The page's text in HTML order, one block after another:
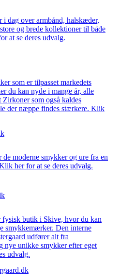
dag over armbånd, halskæder,
og brede kollektioner til både
at se deres udvalg.
som er tilpasset markedets
du kan nyde i mange år, alle
som også kaldes
der næppe findes stærkere. Klik
moderne smykker og ure fra en
her for at se deres udvalg.
fysisk butik i Skive, hvor du kan
smykkemærker. Den interne
udfører alt fra
nye unikke smykker efter eget
udvalg.